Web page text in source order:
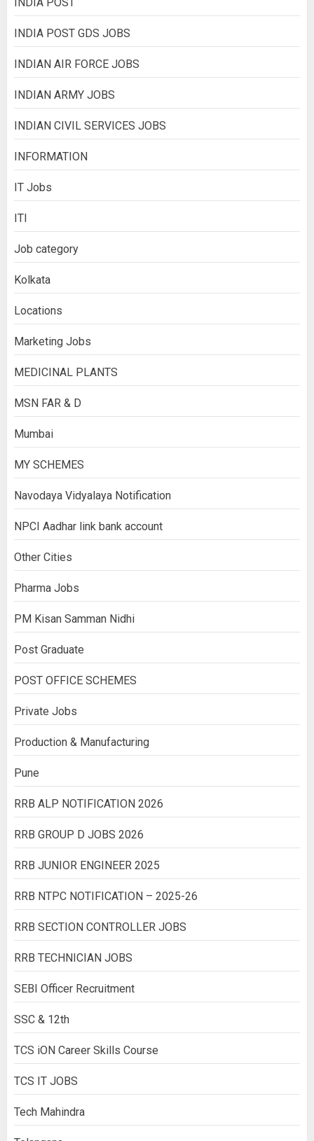
INDIA POST GDS JOBS
INDIAN AIR FORCE JOBS
INDIAN ARMY JOBS
INDIAN CIVIL SERVICES JOBS
INFORMATION
IT Jobs
ITI
Job category
Kolkata
Locations
Marketing Jobs
MEDICINAL PLANTS
MSN FAR & D
Mumbai
MY SCHEMES
Navodaya Vidyalaya Notification
NPCI Aadhar link bank account
Other Cities
Pharma Jobs
PM Kisan Samman Nidhi
Post Graduate
POST OFFICE SCHEMES
Private Jobs
Production & Manufacturing
Pune
RRB ALP NOTIFICATION 2026
RRB GROUP D JOBS 2026
RRB JUNIOR ENGINEER 2025
RRB NTPC NOTIFICATION – 2025-26
RRB SECTION CONTROLLER JOBS
RRB TECHNICIAN JOBS
SEBI Officer Recruitment
SSC & 12th
TCS iON Career Skills Course
TCS IT JOBS
Tech Mahindra